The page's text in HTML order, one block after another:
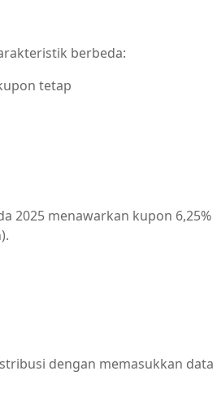
berbeda:
tetap
2025 menawarkan kupon 6,25%
dengan memasukkan data